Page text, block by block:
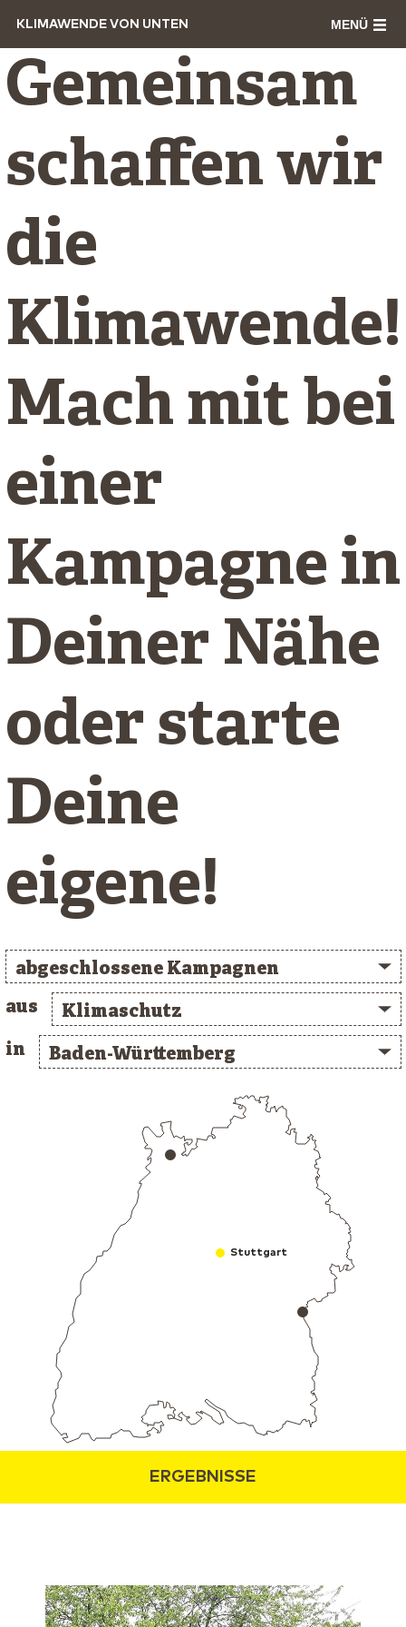
KLIMAWENDE VON UNTEN MENÜ
Stuttgart
Gemeinsam
schaffen wir
die
Klimawende!
Mach mit bei
einer
Kampagne in
Deiner Nähe
oder starte
Deine
eigene!
abgeschlossene Kampagnen
aus
Klimaschutz
in
Baden-Württemberg
ERGEBNISSE